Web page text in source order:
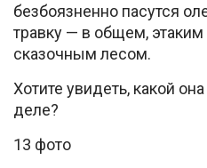
безбоязненно пасутся
травку — в общем,
сказочным лесом.
Хотите увидеть, какой
деле?
13 фото